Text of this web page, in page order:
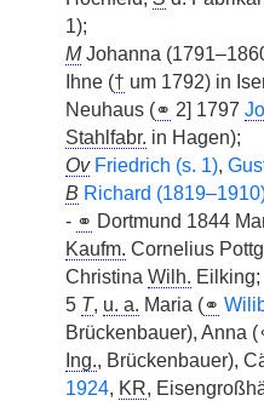
1);
MJohanna
Ihne († um 1792) in
Neuhaus (⚭ 2] 1797
Stahlfabr. in Hagen);
Ov Friedrich (s. 1),
B Richard
- ⚭ Dortmund 1844
Kaufm. Cornelius
Christina Wilh. Eilking;
5 T, u. a. Maria (⚭
Brückenbauer), Anna
Ing., Brückenbauer),
1924, KR,